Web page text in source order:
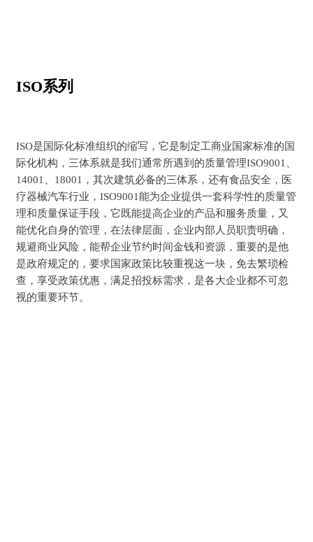
ISO系列
ISO是国际化标准组织的缩写，它是制定工商业国家标准的国
际化机构，三体系就是我们通常所遇到的质量管理ISO9001、
14001、18001，其次建筑必备的三体系，还有食品安全，医
疗器械汽车行业，ISO9001能为企业提供一套科学性的质量管
理和质量保证手段，它既能提高企业的产品和服务质量，又
能优化自身的管理，在法律层面，企业内部人员职责明确，
规避商业风险，能帮企业节约时间金钱和资源，重要的是他
是政府规定的，要求国家政策比较重视这一块，免去繁琐检
查，享受政策优惠，满足招投标需求，是各大企业都不可忽
视的重要环节。